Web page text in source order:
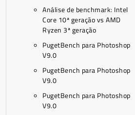
Análise de benchmark: Intel
Core 10ª geração vs AMD
Ryzen 3ª geração
PugetBench para Photoshop
V9.0
PugetBench para Photoshop
V9.0
PugetBench para Photoshop
V9.0